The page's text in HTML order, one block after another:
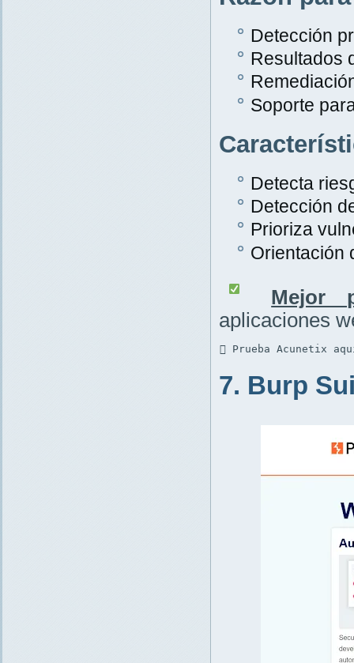
Detección
Resultados
Soporte
Detecta
Detección
Prioriza
Orientación
Mejor
aplicaciones
 Prueba Acunetix
7. Burp